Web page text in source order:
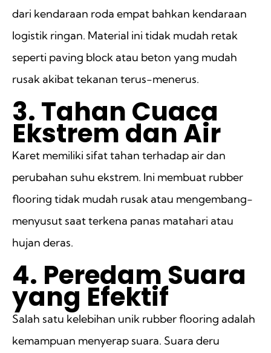
dari kendaraan roda empat bahkan kendaraan
logistik ringan. Material ini tidak mudah retak
seperti paving block atau beton yang mudah
rusak akibat tekanan terus-menerus.
3. Tahan Cuaca
Ekstrem dan Air
Karet memiliki sifat tahan terhadap air dan
perubahan suhu ekstrem. Ini membuat rubber
flooring tidak mudah rusak atau mengembang-
menyusut saat terkena panas matahari atau
hujan deras.
4. Peredam Suara
yang Efektif
Salah satu kelebihan unik rubber flooring adalah
kemampuan menyerap suara. Suara deru